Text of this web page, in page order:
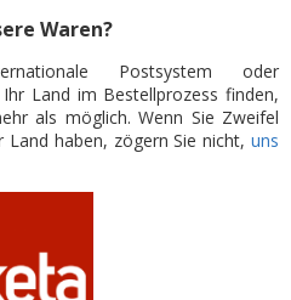
Waren?
Postsystem oder
Land im Bestellprozess finden,
als möglich. Wenn Sie Zweifel
haben, zögern Sie nicht, uns